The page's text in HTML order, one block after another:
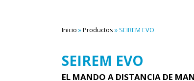
Inicio »Productos » SEIREM EVO
SEIREM EVO
EL MANDO A DISTANCIA DE